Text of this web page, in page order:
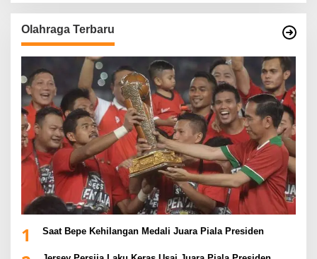
Olahraga Terbaru
1 Saat Bepe Kehilangan Medali Juara Piala Presiden